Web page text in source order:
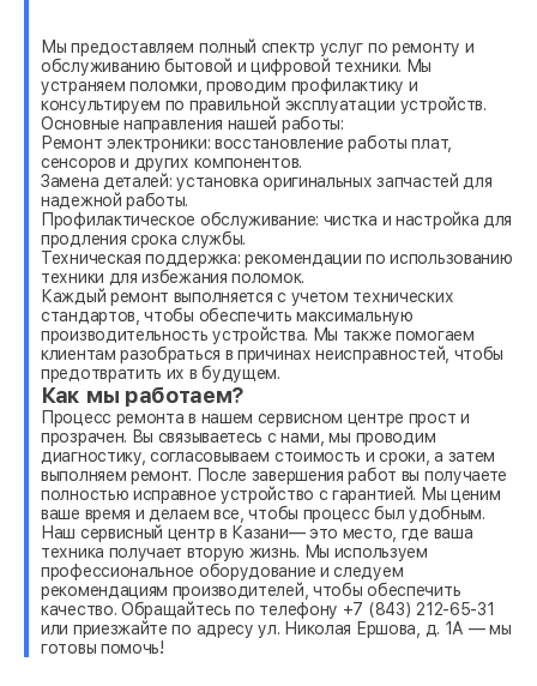
Мы предоставляем полный спектр услуг по ремонту и
обслуживанию бытовой и цифровой техники. Мы
устраняем поломки, проводим профилактику и
консультируем по правильной эксплуатации устройств.
Основные направления нашей работы:
Ремонт электроники: восстановление работы плат,
сенсоров и других компонентов.
Замена деталей: установка оригинальных запчастей для
надежной работы.
Профилактическое обслуживание: чистка и настройка для
продления срока службы.
Техническая поддержка: рекомендации по использованию
техники для избежания поломок.
Каждый ремонт выполняется с учетом технических
стандартов, чтобы обеспечить максимальную
производительность устройства. Мы также помогаем
клиентам разобраться в причинах неисправностей, чтобы
предотвратить их в будущем.
Как мы работаем?
Процесс ремонта в нашем сервисном центре прост и
прозрачен. Вы связываетесь с нами, мы проводим
диагностику, согласовываем стоимость и сроки, а затем
выполняем ремонт. После завершения работ вы получаете
полностью исправное устройство с гарантией. Мы ценим
ваше время и делаем все, чтобы процесс был удобным.
Наш сервисный центр в Казани— это место, где ваша
техника получает вторую жизнь. Мы используем
профессиональное оборудование и следуем
рекомендациям производителей, чтобы обеспечить
качество. Обращайтесь по телефону +7 (843) 212-65-31
или приезжайте по адресу ул. Николая Ершова, д. 1А — мы
готовы помочь!